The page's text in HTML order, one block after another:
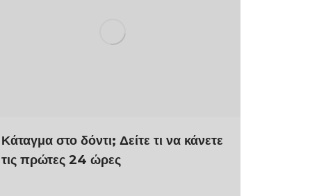
Κάταγμα στο δόντι; Δείτε τι να κάνετε
τις πρώτες 24 ώρες